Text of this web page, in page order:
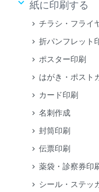
keyboard_arrow_down 紙に印刷する
チラシ・フライ
折パンフレット
ポスター印刷
はがき・ポスト
カード印刷
名刺作成
封筒印刷
伝票印刷
薬袋・診察券印
シール・ステッ